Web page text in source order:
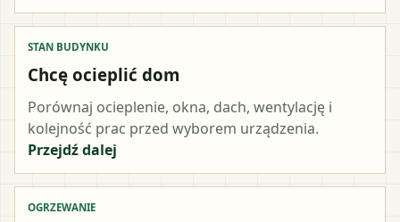
STAN BUDYNKU
Chcę ocieplić dom
Porównaj ocieplenie, okna, dach, wentylację i
kolejność prac przed wyborem urządzenia.
Przejdź dalej
OGRZEWANIE